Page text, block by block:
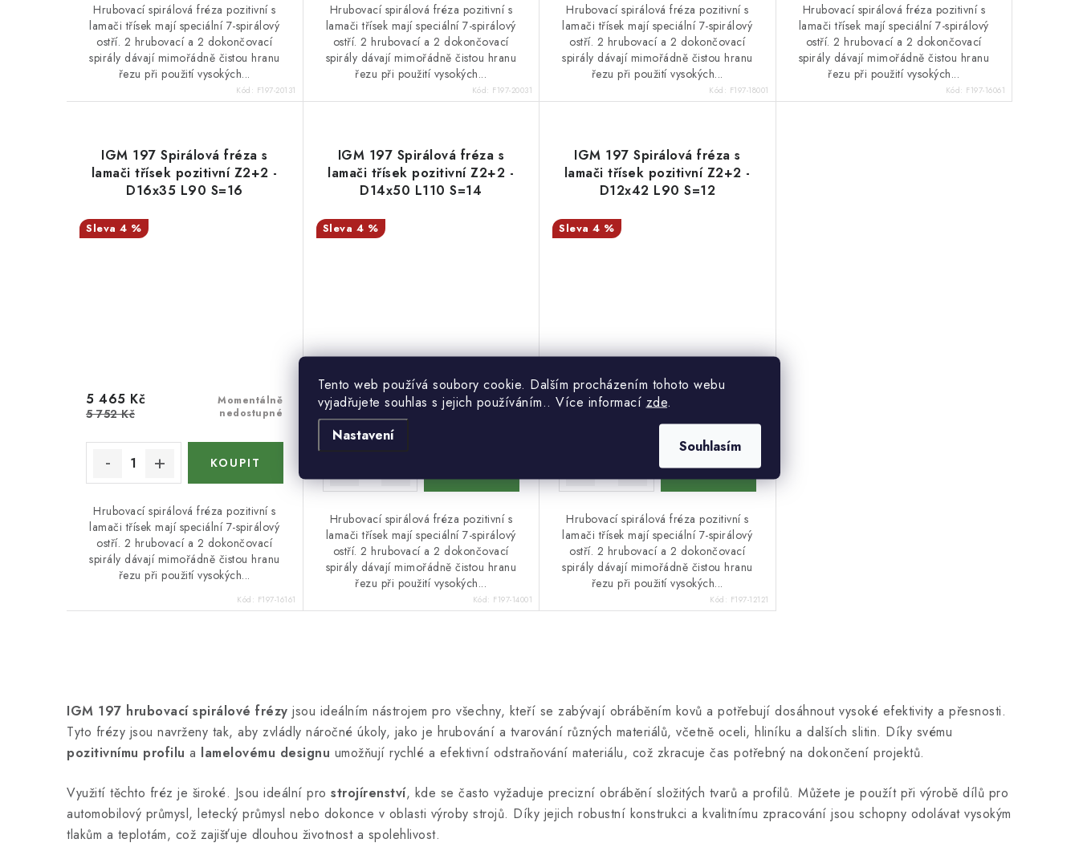
Tento web používá soubory cookie. Dalším procházením tohoto webu
vyjadřujete souhlas s jejich používáním.. Více informací zde.
Nastavení
Souhlasím
Hrubovací spirálová fréza pozitivní s
lamači třísek mají speciální 7-spirálový
ostří. 2 hrubovací a 2 dokončovací
spirály dávají mimořádně čistou hranu
řezu při použití vysokých...
Kód: F197-20131
Hrubovací spirálová fréza pozitivní s
lamači třísek mají speciální 7-spirálový
ostří. 2 hrubovací a 2 dokončovací
spirály dávají mimořádně čistou hranu
řezu při použití vysokých...
Kód: F197-20031
Hrubovací spirálová fréza pozitivní s
lamači třísek mají speciální 7-spirálový
ostří. 2 hrubovací a 2 dokončovací
spirály dávají mimořádně čistou hranu
řezu při použití vysokých...
Kód: F197-18001
Hrubovací spirálová fréza pozitivní s
lamači třísek mají speciální 7-spirálový
ostří. 2 hrubovací a 2 dokončovací
spirály dávají mimořádně čistou hranu
řezu při použití vysokých...
Kód: F197-16061
IGM 197 Spirálová fréza s
lamači třísek pozitivní Z2+2 -
D16x35 L90 S=16
4 %
Momentálně
nedostupné
5 465 Kč
5 752 Kč
Hrubovací spirálová fréza pozitivní s
lamači třísek mají speciální 7-spirálový
ostří. 2 hrubovací a 2 dokončovací
spirály dávají mimořádně čistou hranu
řezu při použití vysokých...
Kód: F197-16161
IGM 197 Spirálová fréza s
lamači třísek pozitivní Z2+2 -
D14x50 L110 S=14
4 %
Skladem u
dodavatele
(1 ks)
5 556 Kč
5 848 Kč
Hrubovací spirálová fréza pozitivní s
lamači třísek mají speciální 7-spirálový
ostří. 2 hrubovací a 2 dokončovací
spirály dávají mimořádně čistou hranu
řezu při použití vysokých...
Kód: F197-14001
IGM 197 Spirálová fréza s
lamači třísek pozitivní Z2+2 -
D12x42 L90 S=12
4 %
(3 ks)
3 758 Kč
Hrubovací spirálová fréza pozitivní s
lamači třísek mají speciální 7-spirálový
ostří. 2 hrubovací a 2 dokončovací
spirály dávají mimořádně čistou hranu
řezu při použití vysokých...
Kód: F197-12121
v
l
á
d
a
c
IGM 197 hrubovací spirálové frézy jsou ideálním nástrojem pro všechny, kteří se zabývají obráběním kovů a potřebují dosáhnout vysoké efektivity a přesnosti.
Tyto frézy jsou navrženy tak, aby zvládly náročné úkoly, jako je hrubování a tvarování různých materiálů, včetně oceli, hliníku a dalších slitin. Díky svému
pozitivnímu profilu a lamelovému designu umožňují rychlé a efektivní odstraňování materiálu, což zkracuje čas potřebný na dokončení projektů.
Využití těchto fréz je široké. Jsou ideální pro strojírenství, kde se často vyžaduje precizní obrábění složitých tvarů a profilů. Můžete je použít při výrobě dílů pro
automobilový průmysl, letecký průmysl nebo dokonce v oblasti výroby strojů. Díky jejich robustní konstrukci a kvalitnímu zpracování jsou schopny odolávat vysokým
tlakům a teplotám, což zajišťuje dlouhou životnost a spolehlivost.